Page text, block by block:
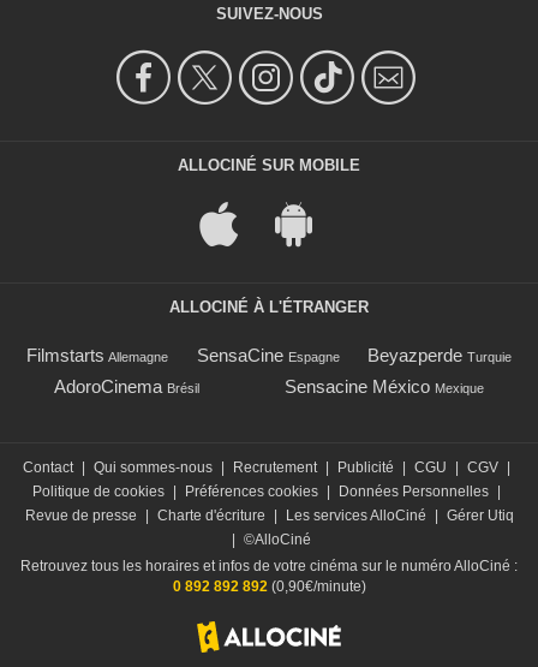
SUIVEZ-NOUS
ALLOCINÉ SUR MOBILE
ALLOCINÉ À L'ÉTRANGER
Filmstarts Allemagne SensaCine Espagne Beyazperde Turquie
AdoroCinema Brésil Sensacine México Mexique
Contact Qui sommes-nous Recrutement Publicité CGU CGV
Politique de cookies
Préférences cookies Données Personnelles
Revue de presse
Charte d'écriture Les services AlloCiné
Gérer Utiq
©AlloCiné
Retrouvez tous les horaires et infos de votre cinéma sur le numéro AlloCiné :
0 892 892 892(0,90€/minute)